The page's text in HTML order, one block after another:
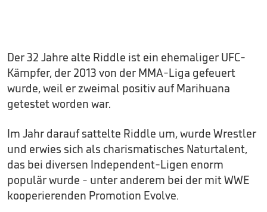
Der 32 Jahre alte Riddle ist ein ehemaliger UFC-
Kämpfer, der 2013 von der MMA-Liga gefeuert
wurde, weil er zweimal positiv auf Marihuana
getestet worden war.
Im Jahr darauf sattelte Riddle um, wurde Wrestler
und erwies sich als charismatisches Naturtalent,
das bei diversen Independent-Ligen enorm
populär wurde - unter anderem bei der mit WWE
kooperierenden Promotion Evolve.